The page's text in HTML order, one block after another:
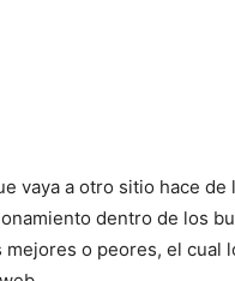
vaya a otro sitio hace
dentro de los
o peores, el cual